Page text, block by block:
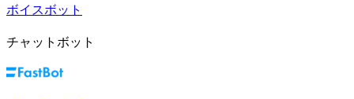
ボイスボット
チャットボット